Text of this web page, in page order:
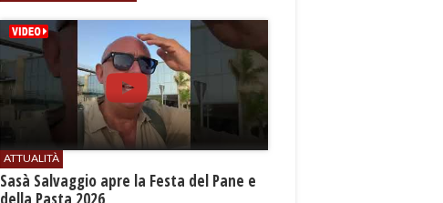
ATTUALITÀ
Sasà Salvaggio apre la Festa del Pane e